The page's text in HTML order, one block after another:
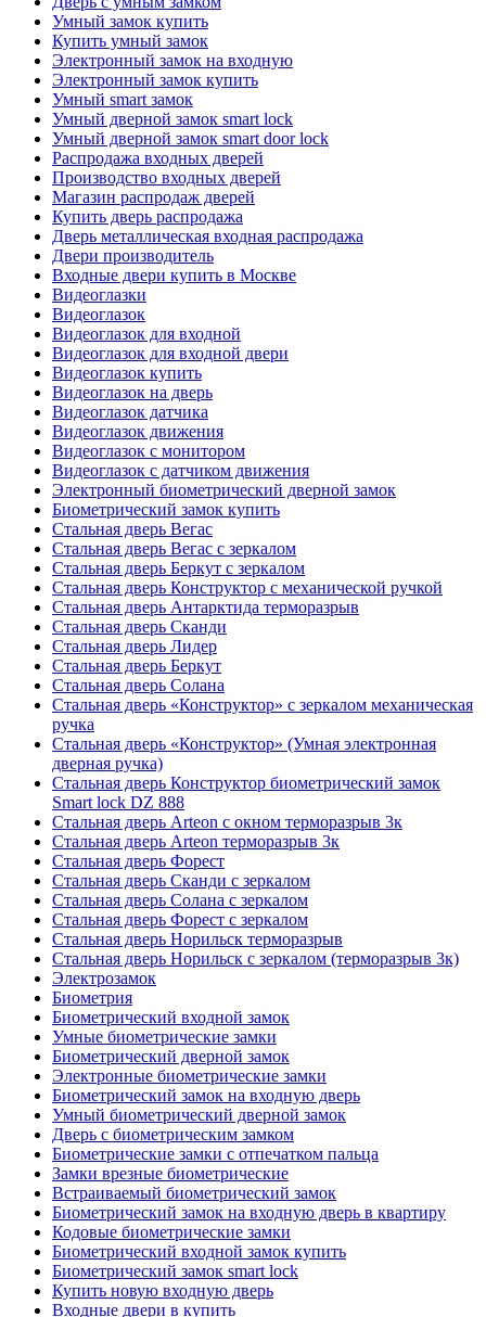
Умный замок купить
Купить умный замок
Электронный замок на входную
Электронный замок купить
Умный smart замок
Умный дверной замок smart lock
Умный дверной замок smart door lock
Распродажа входных дверей
Производство входных дверей
Магазин распродаж дверей
Купить дверь распродажа
Дверь металлическая входная распродажа
Двери производитель
Входные двери купить в Москве
Видеоглазки
Видеоглазок
Видеоглазок для входной
Видеоглазок для входной двери
Видеоглазок купить
Видеоглазок на дверь
Видеоглазок датчика
Видеоглазок движения
Видеоглазок с монитором
Видеоглазок с датчиком движения
Электронный биометрический дверной замок
Биометрический замок купить
Стальная дверь Вегас
Стальная дверь Вегас с зеркалом
Стальная дверь Беркут с зеркалом
Стальная дверь Конструктор с механической ручкой
Стальная дверь Антарктида терморазрыв
Стальная дверь Сканди
Стальная дверь Лидер
Стальная дверь Беркут
Стальная дверь Солана
Стальная дверь «Конструктор» с зеркалом механическая
ручка
Стальная дверь «Конструктор» (Умная электронная
дверная ручка)
Стальная дверь Конструктор биометрический замок
Smart lock DZ 888
Стальная дверь Arteon с окном терморазрыв 3к
Стальная дверь Arteon терморазрыв 3к
Стальная дверь Форест
Стальная дверь Сканди с зеркалом
Стальная дверь Солана с зеркалом
Стальная дверь Форест с зеркалом
Стальная дверь Норильск терморазрыв
Стальная дверь Норильск с зеркалом (терморазрыв 3к)
Электрозамок
Биометрия
Биометрический входной замок
Умные биометрические замки
Биометрический дверной замок
Электронные биометрические замки
Биометрический замок на входную дверь
Умный биометрический дверной замок
Дверь с биометрическим замком
Биометрические замки с отпечатком пальца
Замки врезные биометрические
Встраиваемый биометрический замок
Биометрический замок на входную дверь в квартиру
Кодовые биометрические замки
Биометрический входной замок купить
Биометрический замок smart lock
Купить новую входную дверь
Входные двери в купить